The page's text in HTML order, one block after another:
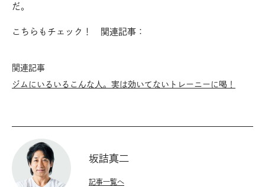
だ。
こちらもチェック！ 関連記事：
関連記事
ジムにいるいるこんな人。実は効いてないトレーニーに喝！
坂詰真二
記事一覧へ